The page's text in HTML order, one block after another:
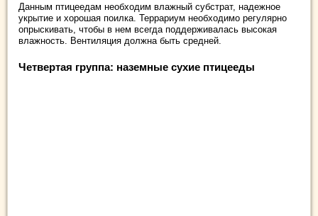
Данным птицеедам необходим влажный субстрат, надежное
укрытие и хорошая поилка. Террариум необходимо регулярно
опрыскивать, чтобы в нем всегда поддерживалась высокая
влажность. Вентиляция должна быть средней.
Четвертая группа: наземные сухие птицееды